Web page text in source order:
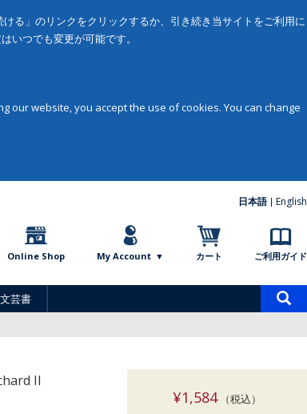
る」のリンクをクリックするか、引き続き当サイトをご利用に
いつでも変更が可能です。
our website, you accept the use of cookies. You can change
日本語 English
Online Shop My Account カート ご利用ガイド
芸書
索
II
¥1,584（税込）